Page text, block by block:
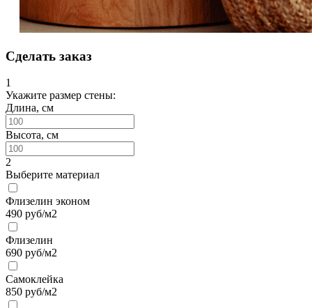
Сделать заказ
1
Укажите размер стены:
Длина, см
Высота, см
2
Выберите материал
Флизелин эконом
490 руб/м2
Флизелин
690 руб/м2
Самоклейка
850 руб/м2